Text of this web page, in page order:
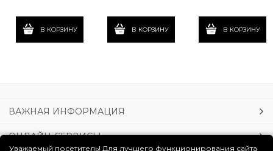
В КОРЗИНУ В КОРЗИНУ В КОРЗИНУ
ВАЖНАЯ ИНФОРМАЦИЯ
ОНЛАЙН-СЕРВИСЫ
Уважаемый посетитель! Для лучшего функционирования сайта